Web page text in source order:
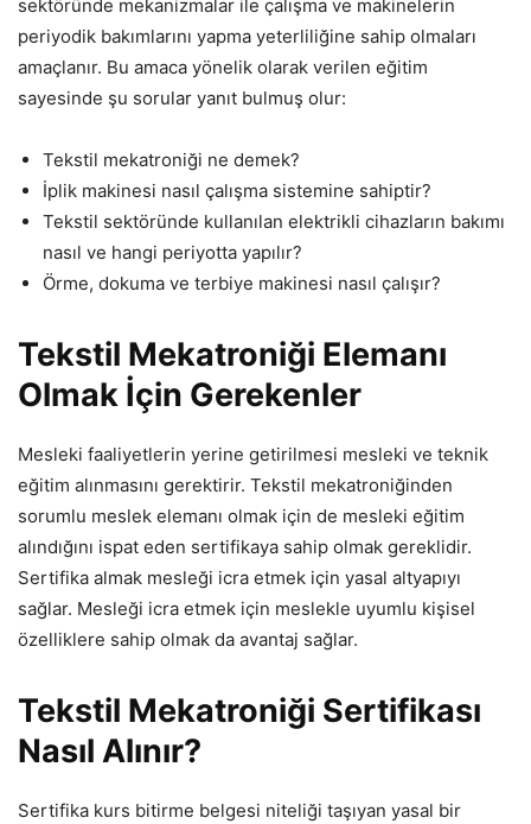
sektöründe mekanizmalar ile çalışma ve makinelerin
periyodik bakımlarını yapma yeterliliğine sahip olmaları
amaçlanır. Bu amaca yönelik olarak verilen eğitim
sayesinde şu sorular yanıt bulmuş olur:
Tekstil mekatroniği ne demek?
İplik makinesi nasıl çalışma sistemine sahiptir?
Tekstil sektöründe kullanılan elektrikli cihazların bakımı
nasıl ve hangi periyotta yapılır?
Örme, dokuma ve terbiye makinesi nasıl çalışır?
Tekstil Mekatroniği Elemanı
Olmak İçin Gerekenler
Mesleki faaliyetlerin yerine getirilmesi mesleki ve teknik
eğitim alınmasını gerektirir. Tekstil mekatroniğinden
sorumlu meslek elemanı olmak için de mesleki eğitim
alındığını ispat eden sertifikaya sahip olmak gereklidir.
Sertifika almak mesleği icra etmek için yasal altyapıyı
sağlar. Mesleği icra etmek için meslekle uyumlu kişisel
özelliklere sahip olmak da avantaj sağlar.
Tekstil Mekatroniği Sertifikası
Nasıl Alınır?
Sertifika kurs bitirme belgesi niteliği taşıyan yasal bir